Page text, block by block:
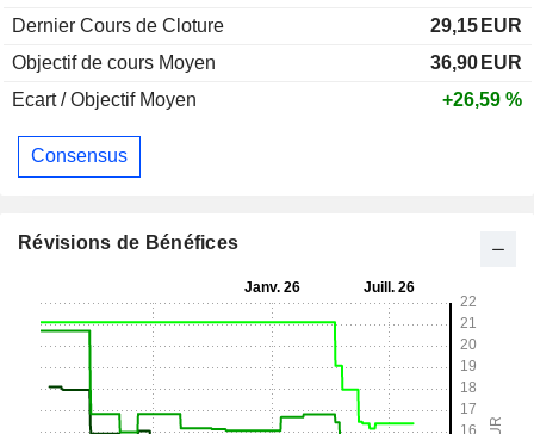
Dernier Cours de Cloture
29,15 EUR
Objectif de cours Moyen
36,90 EUR
Ecart / Objectif Moyen
+26,59 %
Consensus
Révisions de Bénéfices